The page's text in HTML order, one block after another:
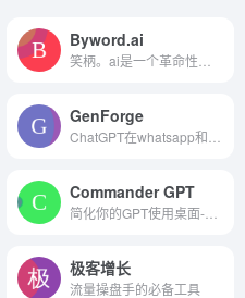
Byword.ai
GenForge
Commander GPT
极客增长
流量操盘手的必备工具